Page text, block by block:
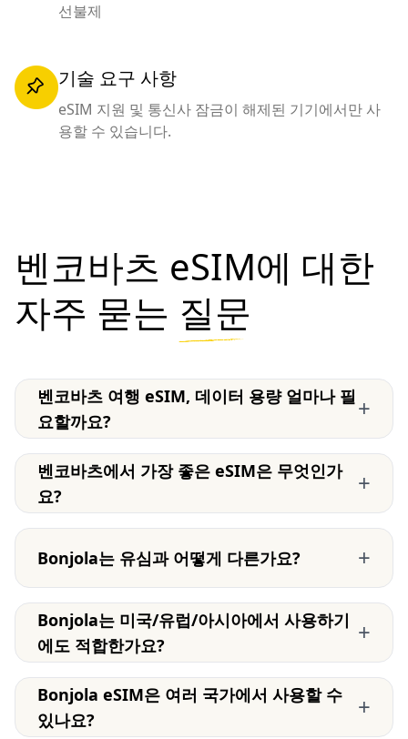
선불제
기술 요구 사항
eSIM 지원 및 통신사 잠금이 해제된 기기에서만 사
용할 수 있습니다.
벤코바츠 eSIM에 대한
자주 묻는 질문
벤코바츠 여행 eSIM, 데이터 용량 얼마나 필
요할까요?
+
벤코바츠에서 가장 좋은 eSIM은 무엇인가
요?
+
Bonjola는 유심과 어떻게 다른가요? +
Bonjola는 미국/유럽/아시아에서 사용하기
에도 적합한가요?
+
Bonjola eSIM은 여러 국가에서 사용할 수
있나요?
+